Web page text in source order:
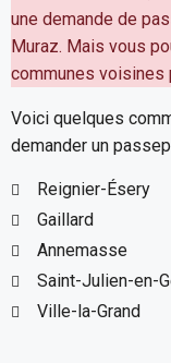
une demande de
Muraz. Mais vous
communes voisines
Voici quelques
demander un
Reignier-Ésery
Gaillard
Annemasse
Saint-Julien-en-
Ville-la-Grand